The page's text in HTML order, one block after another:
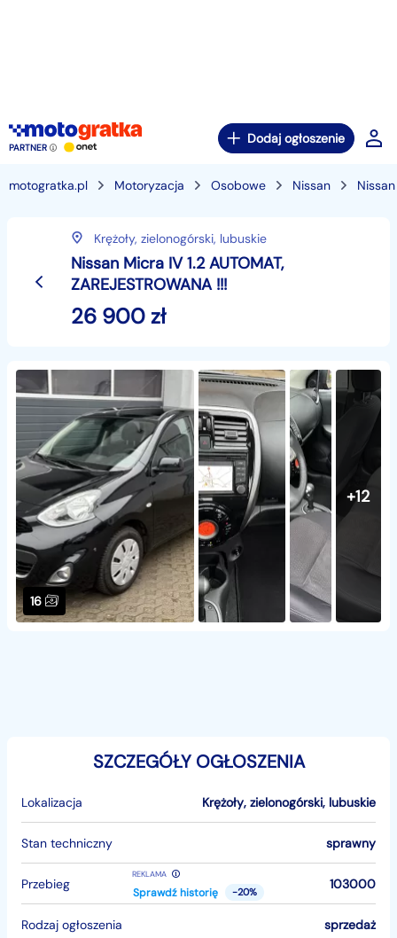
PARTNER
Dodaj ogłoszenie
motogratka.pl Motoryzacja Osobowe Nissan
Krężoły, zielonogórski, lubuskie
Nissan Micra IV 1.2 AUTOMAT,
ZAREJESTROWANA !!!
26 900zł
16
+12
SZCZEGÓŁY OGŁOSZENIA
Lokalizacja Krężoły, zielonogórski, lubuskie
Stan techniczny sprawny
Przebieg
REKLAMA
Sprawdź historię -20%
103000
Rodzaj ogłoszenia sprzedaż